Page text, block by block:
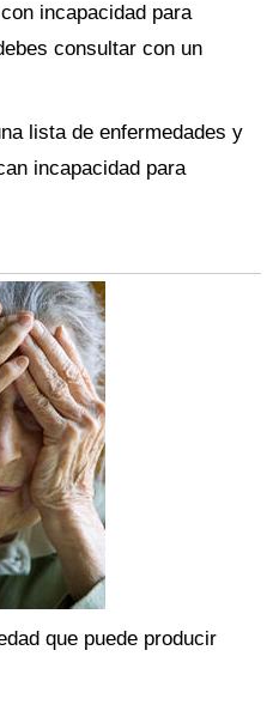
incapacidad para
consultar con un
lista de enfermedades y
incapacidad para
que puede producir